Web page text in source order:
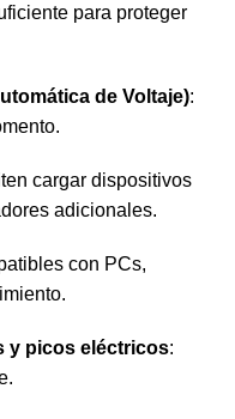
para proteger
de Voltaje):
cargar dispositivos
adicionales.
con PCs,
y picos eléctricos: